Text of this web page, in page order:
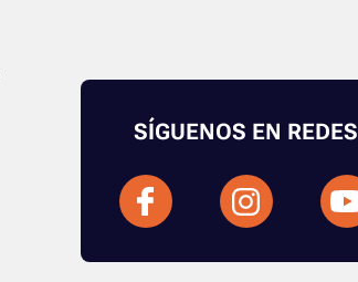
SÍGUENOS EN REDES